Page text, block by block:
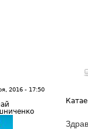
2016 - 17:50